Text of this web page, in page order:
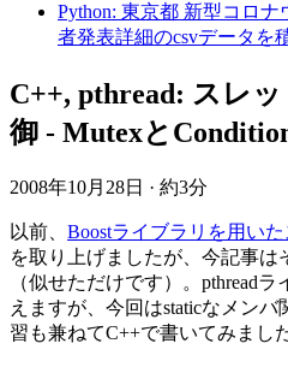
Python: 東京都 新型コロ
者発表詳細のcsvデータを
C++, pthread: スレ
御 - Mutexと
2008年10月28日 · 約3分
以前、 Boostライブラリを用い
を取り上げましたが、今記事は
（似せただけです）。pthread
えますが、今回はstaticなメン
習も兼ねてC++で書いてみました